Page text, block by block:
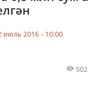
июль 2016 - 10:00
502